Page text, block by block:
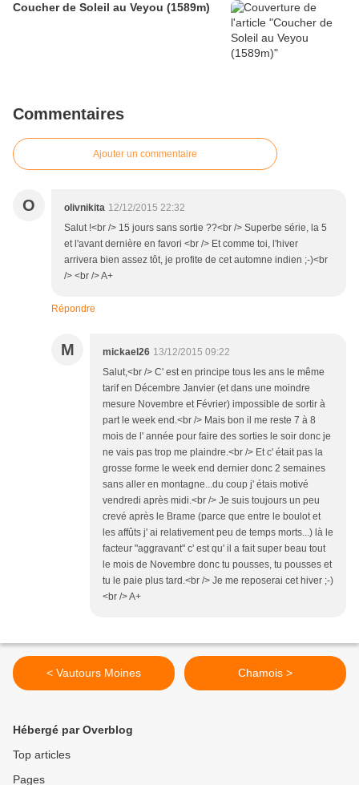
Coucher de Soleil au Veyou (1589m)
Commentaires
Ajouter un commentaire
O olivnikita 12/12/2015 22:32
Salut !<br /> 15 jours sans sortie ??<br /> Superbe série, la 5
et l'avant dernière en favori <br /> Et comme toi, l'hiver
arrivera bien assez tôt, je profite de cet automne indien ;-)<br
/> <br /> A+
Répondre
M mickael26 13/12/2015 09:22
Salut,<br /> C' est en principe tous les ans le même
tarif en Décembre Janvier (et dans une moindre
mesure Novembre et Février) impossible de sortir à
part le week end.<br /> Mais bon il me reste 7 à 8
mois de l' année pour faire des sorties le soir donc je
ne vais pas trop me plaindre.<br /> Et c' était pas la
grosse forme le week end dernier donc 2 semaines
sans aller en montagne...du coup j' étais motivé
vendredi après midi.<br /> Je suis toujours un peu
crevé après le Brame (parce que entre le boulot et
les affûts j' ai relativement peu de temps morts...) là le
facteur "aggravant" c' est qu' il a fait super beau tout
le mois de Novembre donc tu pousses, tu pousses et
tu le paie plus tard.<br /> Je me reposerai cet hiver ;-)
<br /> A+
< Vautours Moines Chamois >
Hébergé par Overblog
Top articles
Pages